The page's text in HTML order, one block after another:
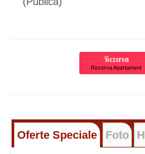
Rezerva
Rezerva Apartament
Oferte Speciale Foto